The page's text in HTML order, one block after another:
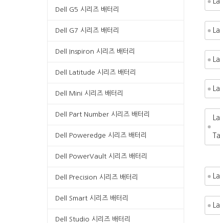
Dell G5 시리즈 배터리
Dell G7 시리즈 배터리
Dell Inspiron 시리즈 배터리
Dell Latitude 시리즈 배터리
Dell Mini 시리즈 배터리
Dell Part Number 시리즈 배터리
Dell Poweredge 시리즈 배터리
Dell PowerVault 시리즈 배터리
Dell Precision 시리즈 배터리
Dell Smart 시리즈 배터리
Dell Studio 시리즈 배터리